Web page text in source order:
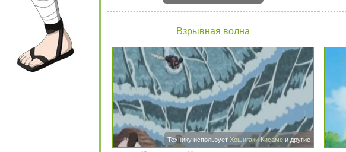
Взрывная волна
Технику использует Хошигаки Кисамеи другие